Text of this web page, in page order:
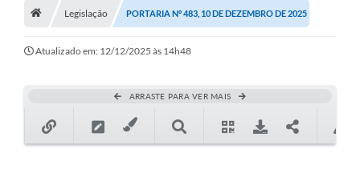
Galeria de Fotos
Legislação PORTARIA Nº 483, 10 DE DEZEMBRO DE 2025
Atualizado em: 12/12/2025 às 14h48
ARRASTE PARA VER MAIS